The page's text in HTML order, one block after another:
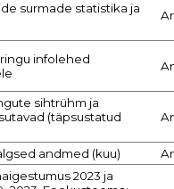
surmade statistika ja
infolehed
sihtrühm ja
(täpsustatud
andmed (kuu)
2023 ja